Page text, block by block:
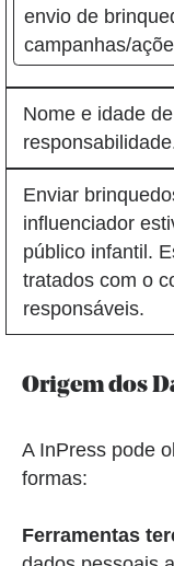
envio de
campanhas/
Nome e idade
Enviar
influenciador
público infantil.
tratados com o
responsáveis.
Origem dos
A InPress pode
formas:
Ferramentas